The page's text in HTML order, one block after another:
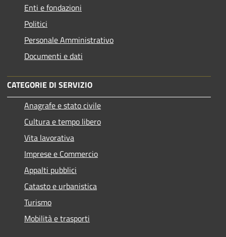
Enti e fondazioni
Politici
Personale Amministrativo
Documenti e dati
CATEGORIE DI SERVIZIO
Anagrafe e stato civile
Cultura e tempo libero
Vita lavorativa
Imprese e Commercio
Appalti pubblici
Catasto e urbanistica
Turismo
Mobilità e trasporti